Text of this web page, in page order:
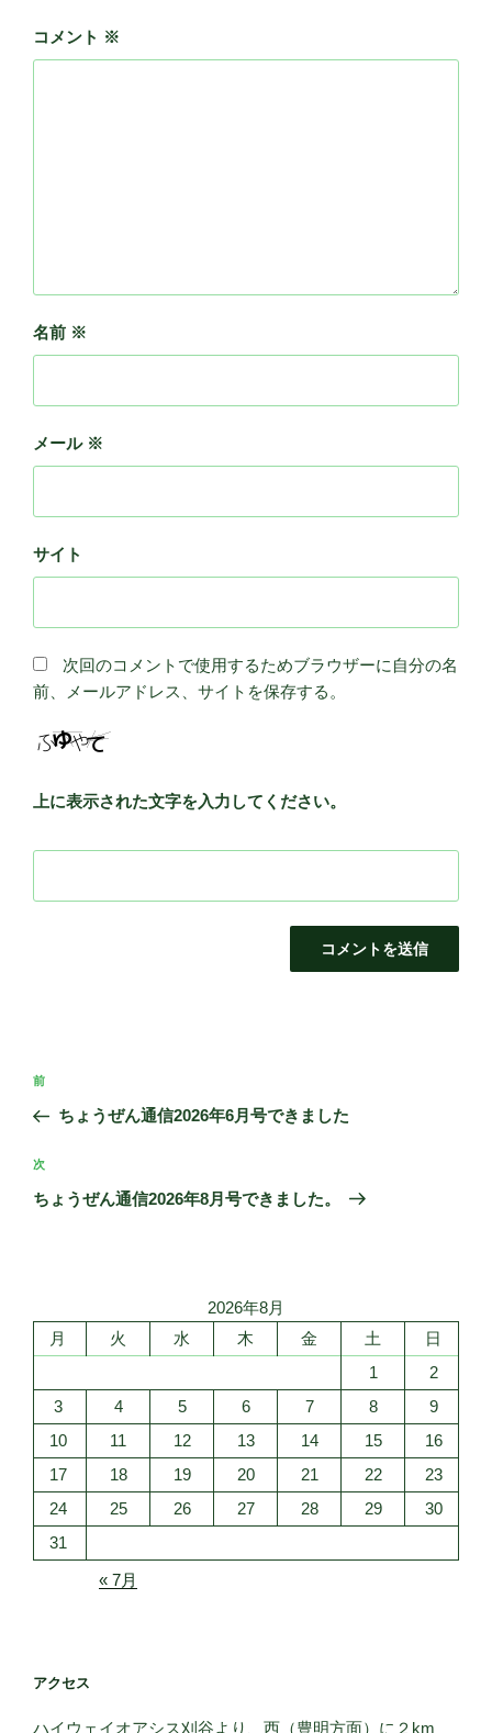
コメント ※
名前 ※
メール ※
サイト
次回のコメントで使用するためブラウザーに自分の名
前、メールアドレス、サイトを保存する。
上に表示された文字を入力してください。
投
ナ
ビ
ゲ
前
の
稿
前
ちょうぜん通信2026年6月号できました
次
の
次
ちょうぜん通信2026年8月号できました。
2026年8月
月
火 水 木 金 土
日
1
2
3
4 5 6 7 8
9
10
11 12 13 14 15
16
17
18 19 20 21 22
23
24
25 26 27 28 29
30
31
« 7月
アクセス
ハイウェイオアシス刈谷より、西（豊明方面）に２km